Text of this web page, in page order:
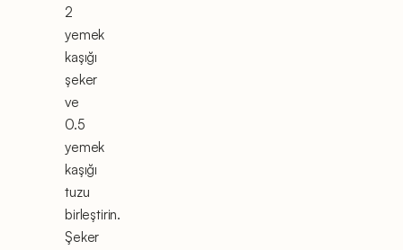
2
yemek
kaşığı
şeker
ve
0.5
yemek
kaşığı
tuzu
birleştirin.
Şeker